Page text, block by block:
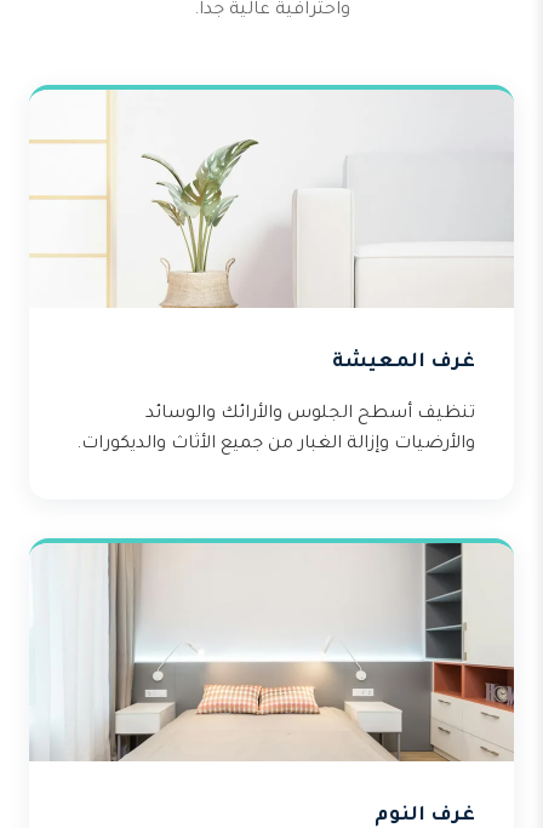
واحترافية عالية جداً.
غرف المعيشة
تنظيف أسطح الجلوس والأرائك والوسائد
والأرضيات وإزالة الغبار من جميع الأثاث والديكورات.
غرف النوم